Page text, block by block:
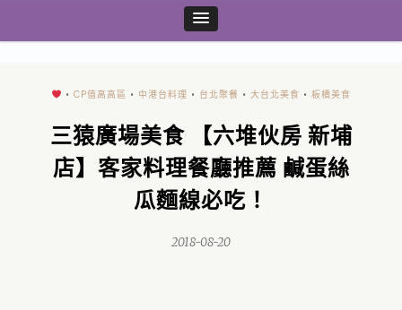
• CP值高高區 • 中港台料理 • 台北聚餐 • 大台北美食 • 板橋美食
三猿廣場美食 【六堆伙房 新埔
店】客家料理餐廳推薦 鹹蛋絲
瓜麵線必吃！
2018-08-20